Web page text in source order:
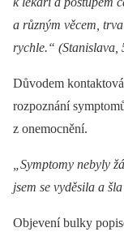
a různým věcem,
rychle.“ (Stanislava,
Důvodem
rozpoznání
z onemocnění.
„Symptomy nebyly
jsem se vyděsila a
Objevení bulky